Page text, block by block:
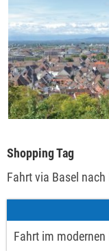
Shopping Tag
Fahrt via Basel
Fahrt im modernen